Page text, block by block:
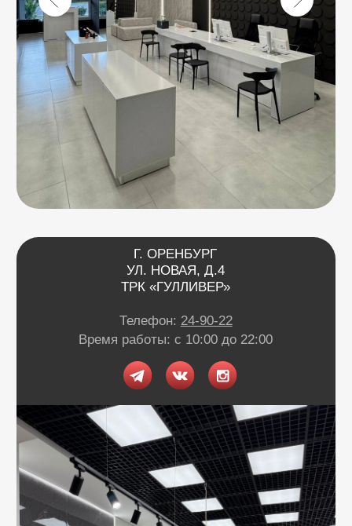
Я даюсогласиена
обработку своих
персональных данныхв соответсвии с
политикойконфиденциальности.
Я даю согласие на получение
рекламной и информационной
рассылки
Я соглашаюсь с политикой конфиденциальности
Отправить
Передовой магазин и сервисный
центр техники Apple
Apple Другое
Другая техника
iPhone
Trade-In
Каталог